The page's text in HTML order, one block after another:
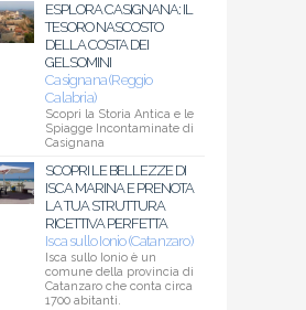
ESPLORA CASIGNANA: IL
TESORO NASCOSTO
DELLA COSTA DEI
GELSOMINI
Casignana (Reggio
Calabria)
Scopri la Storia Antica e le
Spiagge Incontaminate di
Casignana
SCOPRI LE BELLEZZE DI
ISCA MARINA E PRENOTA
LA TUA STRUTTURA
RICETTIVA PERFETTA
Isca sullo Ionio (Catanzaro)
Isca sullo Ionio è un
comune della provincia di
Catanzaro che conta circa
1700 abitanti.